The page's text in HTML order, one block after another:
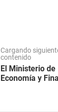
Cargando
contenido
El Ministerio de
Economía y